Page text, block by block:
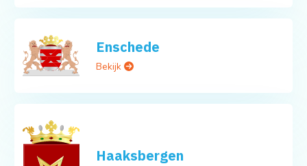
Enschede
Bekijk
Haaksbergen